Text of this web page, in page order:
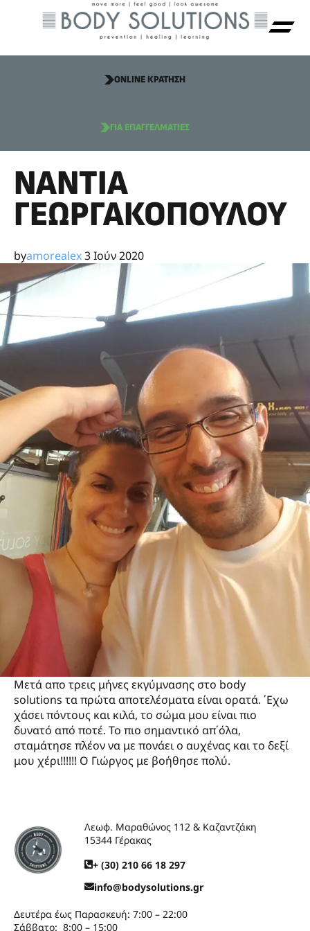
ONLINE ΚΡΑΤΗΣΗ
ΓΙΑ ΕΠΑΓΓΕΛΜΑΤΙΕΣ
ΝΆΝΤΙΑ
ΓΕΩΡΓΑΚΟΠΟΎΛΟΥ
byamorealex3 Ιούν 2020
Μετά απο τρεις μήνες εκγύμνασης στο body
solutions τα πρώτα αποτελέσματα είναι ορατά. ΄Εχω
χάσει πόντους και κιλά, το σώμα μου είναι πιο
δυνατό από ποτέ. Το πιο σημαντικό απ΄όλα,
σταμάτησε πλέον να με πονάει ο αυχένας και το δεξί
μου χέρι!!!!!! Ο Γιώργος με βοήθησε πολύ.
Λεωφ. Μαραθώνος 112 & Καζαντζάκη
15344 Γέρακας
+ (30) 210 66 18 297
info@bodysolutions.gr
Δευτέρα έως Παρασκευή: 7:00 – 22:00
Σάββατο: 8:00 – 15:00